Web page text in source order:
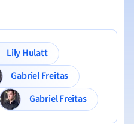
Lily Hulatt
Gabriel Freitas
Gabriel Freitas